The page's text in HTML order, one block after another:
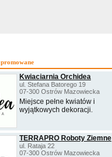
promowane
Kwiaciarnia Orchidea
ul. Stefana Batorego 19
07-300 Ostrów Mazowiecka
Miejsce pełne kwiatów i
wyjątkowych dekoracji.
TERRAPRO Roboty Ziemne
ul. Rataja 22
07-300 Ostrów Mazowiecka